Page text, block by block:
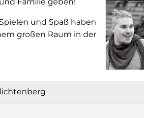
und Spaß haben
großen Raum in der